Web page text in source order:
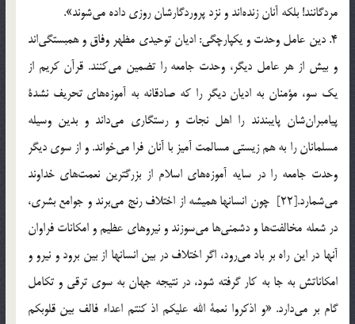
مردگانند! بلكه آنان زنده‌اند و نزد پروردگارشان روزي داده مي‌شوند».
4. دين عامل وحدت و يكپارچگي: اديان توحيدي مظهر وفاق و همبستگي‌اند
و بيش از هر عامل ديگر، وحدت جامعه را تضمين مي‌كنند. قرآن كريم از
يك سو، مؤمنان به اديان ديگر را كه صادقانه به آموزه‌هاي تحريف نشدة
پيامبران‌شان پايبندند را اهل نجات و رستگاري مي‌داند و بدين وسيله
مسلمانان را به هم زيستي مسالمت آميز با آنان فرا مي‌خواند. و از سوي ديگر
وحدت جامعه را در سايه آموزه‌هاي اسلام از بزرگترين نعمت‌هاي خداوند
مي‌شمارد.[22] چون انسانها هميشه از اختلاف رنج مي‌برند و جوامع بشري،
در شعله مخالفت‌ها و دشمني‌ها مي‌سوزند و نيروهاي عظيم و امكانات فراوان
آنها در اين راه بر باد مي‌رود، اگر اختلاف در بين انسانها از بين برود و نيرو و
امكاناتش به جا به كار گرفته شود، در نتيجه جهان به سوي ترقي و تكامل
گام بر مي‌دارد. «و اذكروا نعمة الله عليكم اذ كنتم اعداء فالف بین قلوبکم